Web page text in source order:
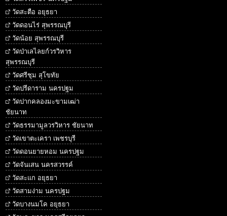
วัดสะตือ อยุธยา
วัดดอนไร่ สุพรรณบุรี
วัดน้อย สุพรรณบุรี
วัดป่าเลไลยก์วรวิหาร
สุพรรณบุรี
วัดศรีชุม สุโขทัย
วัดปรีดาราม นครปฐม
วัดปากคลองมะขามเฒ่า
ชัยนาท
วัดธรรมามูลวรวิหาร ชัยนาท
วัดเขาตะเครา เพชรบุรี
วัดดอนยายหอม นครปฐม
วัดจันเสน นครสวรรค์
วัดสะแก อยุธยา
วัดสามง่าม นครปฐม
วัดบางนมโค อยุธยา